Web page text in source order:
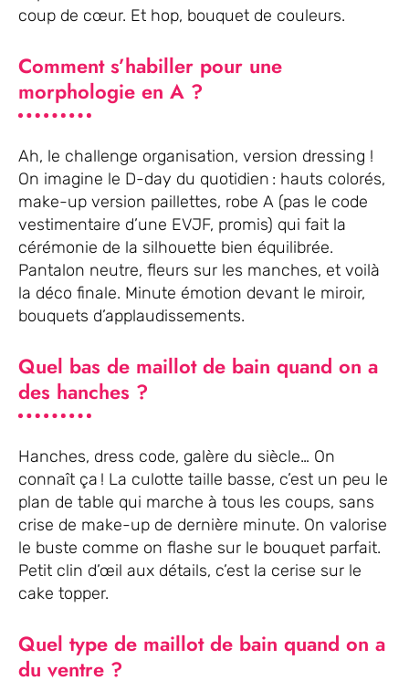
coup de cœur. Et hop, bouquet de couleurs.
Comment s’habiller pour une
morphologie en A ?
Ah, le challenge organisation, version dressing !
On imagine le D-day du quotidien : hauts colorés,
make-up version paillettes, robe A (pas le code
vestimentaire d’une EVJF, promis) qui fait la
cérémonie de la silhouette bien équilibrée.
Pantalon neutre, fleurs sur les manches, et voilà
la déco finale. Minute émotion devant le miroir,
bouquets d’applaudissements.
Quel bas de maillot de bain quand on a
des hanches ?
Hanches, dress code, galère du siècle… On
connaît ça ! La culotte taille basse, c’est un peu le
plan de table qui marche à tous les coups, sans
crise de make-up de dernière minute. On valorise
le buste comme on flashe sur le bouquet parfait.
Petit clin d’œil aux détails, c’est la cerise sur le
cake topper.
Quel type de maillot de bain quand on a
du ventre ?